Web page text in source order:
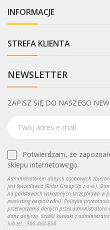
INFORMACJE
STREFA KLIENTA
NEWSLETTER
ZAPISZ SIĘ DO NASZEGO
Potwierdzam, że
sklepu internetowego.
Administratorem danych osobowych
jest Sprzedawca (Rider Group Sp z o.o.).
na podstawach wskazanych szczegółowo
marketing bezpośredni). Polityka
przetwarzania danych przez administratora
dane dotyczą. Szybki kontakt z
lub tel.: 500-464-804